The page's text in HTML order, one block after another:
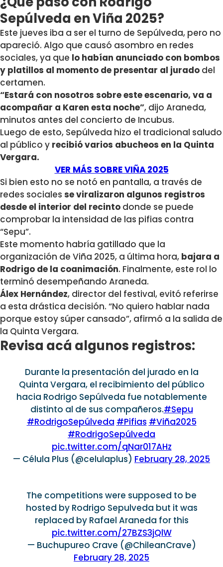
Sepúlveda en Viña 2025?
Este jueves iba a ser el turno de Sepúlveda, pero no
apareció. Algo que causó asombro en redes
sociales, ya que lo habían anunciado con bombos
y platillos al momento de presentar al jurado del
certamen.
“Estará con nosotros sobre este escenario, va a
acompañar a Karen esta noche”, dijo Araneda,
minutos antes del concierto de Incubus.
Luego de esto, Sepúlveda hizo el tradicional saludo
al público y recibió varios abucheos en la Quinta
Vergara.
VER MÁS SOBRE VIÑA 2025
Si bien esto no se notó en pantalla, a través de
redes sociales se viralizaron algunos registros
desde el interior del recinto donde se puede
comprobar la intensidad de las pifias contra
“Sepu”.
Este momento habría gatillado que la
organización de Viña 2025, a última hora, bajara a
Rodrigo de la coanimación. Finalmente, este rol lo
terminó desempeñando Araneda.
Álex Hernández, director del festival, evitó referirse
a esta drástica decisión. “No quiero hablar nada
porque estoy súper cansado”, afirmó a la salida de
la Quinta Vergara.
Revisa acá algunos registros:
Durante la presentación del jurado en la
Quinta Vergara, el recibimiento del público
hacia Rodrigo Sepúlveda fue notablemente
distinto al de sus compañeros.#Sepu
#RodrigoSepúlveda #Pifias #Viña2025
#RodrigoSepúlveda
pic.twitter.com/qNar017AHz
— Célula Plus (@celulaplus) February 28, 2025
The competitions were supposed to be
hosted by Rodrigo Sepulveda but it was
replaced by Rafael Araneda for this
pic.twitter.com/27BZS3jQlW
— Buchupureo Crave (@ChileanCrave)
February 28, 2025